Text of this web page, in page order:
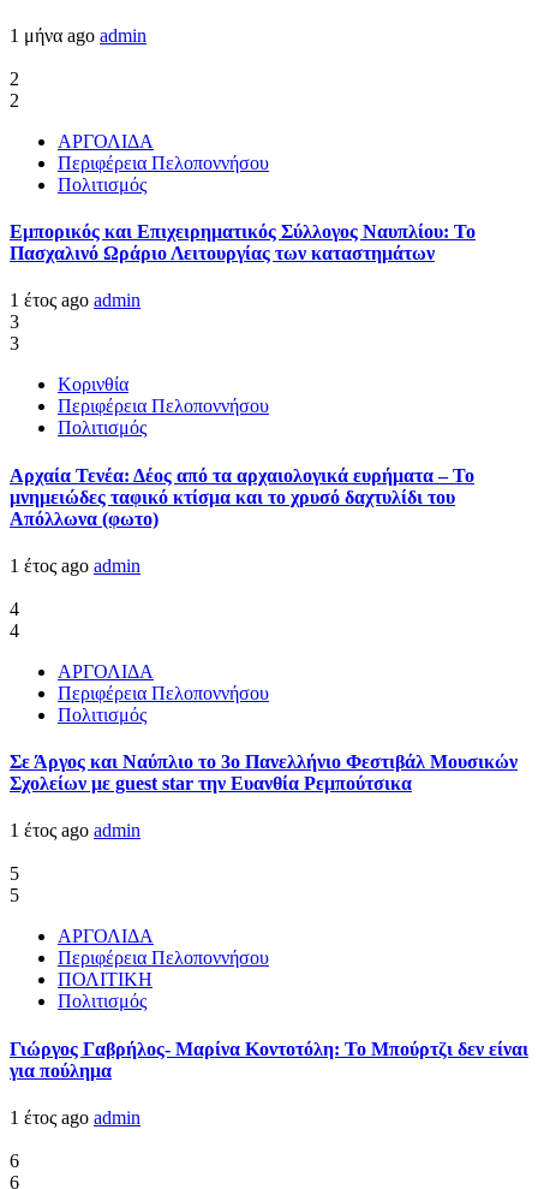
1 μήνα ago admin
2
2
ΑΡΓΟΛΙΔΑ
Περιφέρεια Πελοποννήσου
Πολιτισμός
Εμπορικός και Επιχειρηματικός Σύλλογος Ναυπλίου: Το
Πασχαλινό Ωράριο Λειτουργίας των καταστημάτων
1 έτος ago admin
3
3
Κορινθία
Περιφέρεια Πελοποννήσου
Πολιτισμός
Αρχαία Τενέα: Δέος από τα αρχαιολογικά ευρήματα – Το
μνημειώδες ταφικό κτίσμα και το χρυσό δαχτυλίδι του
Απόλλωνα (φωτο)
1 έτος ago admin
4
4
ΑΡΓΟΛΙΔΑ
Περιφέρεια Πελοποννήσου
Πολιτισμός
Σε Άργος και Ναύπλιο το 3ο Πανελλήνιο Φεστιβάλ Μουσικών
Σχολείων με guest star την Ευανθία Ρεμπούτσικα
1 έτος ago admin
5
5
ΑΡΓΟΛΙΔΑ
Περιφέρεια Πελοποννήσου
ΠΟΛΙΤΙΚΗ
Πολιτισμός
Γιώργος Γαβρήλος- Μαρίνα Κοντοτόλη: Το Μπούρτζι δεν είναι
για πούλημα
1 έτος ago admin
6
6